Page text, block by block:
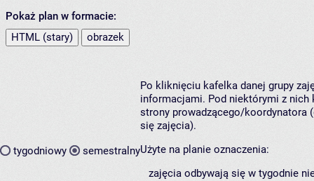
Pokaż plan w formacie:
HTML (stary)
obrazek
tygodniowy semestralny
Po kliknięciu kafelka danej grupy
informacjami. Pod niektórymi z nich
strony prowadzącego/koordynatora
się zajęcia).
Użyte na planie oznaczenia:
zajęcia odbywają się w tygodnie